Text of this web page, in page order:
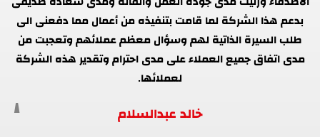
بدعم هذا الشركة لما قامت بتنفيذه من أعمال مما دفعنى الى
طلب السيرة الذاتية لهم وسؤال معظم عملائهم وتعجبت من
مدى اتفاق جميع العملاء على مدى احترام وتقدير هذه الشركة
لعملائها.
خالد عبدالسلام